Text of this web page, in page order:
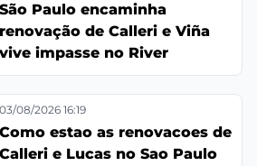
São Paulo encaminha
renovação de Calleri e Viña
vive impasse no River
03/08/2026 16:19
Como estao as renovacoes de
Calleri e Lucas no Sao Paulo